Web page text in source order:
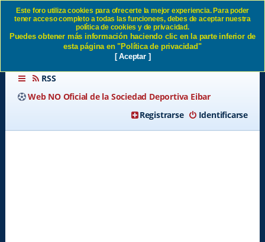
Borrar todas las cookies del
Sitio SD Eibar
RSS
Web NO Oficial de la Sociedad Deportiva Eibar
Identificarse
Registrarse
Este foro utiliza cookies para ofrecerte la mejor experiencia. Para poder
tener acceso completo a todas las funcionees, debes de aceptar nuestra
política de cookies y de privacidad.
Puedes obtener más información haciendo clic en la parte inferior de
esta página en "Política de privacidad"
[ Aceptar ]